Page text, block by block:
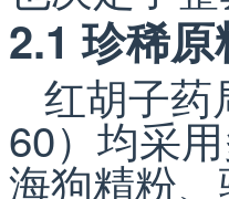
2.1 珍稀
红胡子药
60）均采
海狗精粉